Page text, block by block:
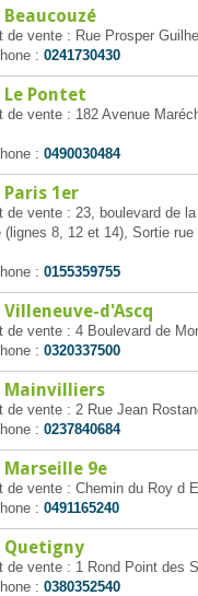
de vente : Rue Prosper
: 0241730430
Pontet
de vente : 182 Avenue
: 0490030484
1er
de vente : 23, boulevard de
(lignes 8, 12 et 14), Sortie
: 0155359755
d'Ascq
de vente : 4 Boulevard de
: 0320337500
Mainvilliers
de vente : 2 Rue Jean
: 0237840684
9e
de vente : Chemin du Roy d
: 0491165240
Quetigny
de vente : 1 Rond Point des
: 0380352540